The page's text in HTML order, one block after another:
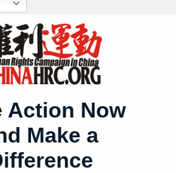
Action Now
Make a